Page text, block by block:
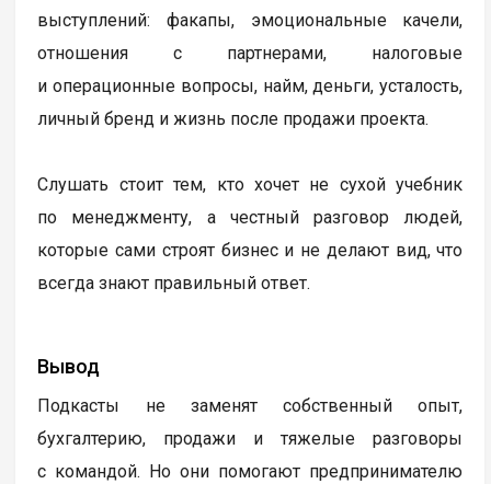
выступлений: факапы, эмоциональные качели,
отношения с партнерами, налоговые
и операционные вопросы, найм, деньги, усталость,
личный бренд и жизнь после продажи проекта.
Слушать стоит тем, кто хочет не сухой учебник
по менеджменту, а честный разговор людей,
которые сами строят бизнес и не делают вид, что
всегда знают правильный ответ.
Вывод
Подкасты не заменят собственный опыт,
бухгалтерию, продажи и тяжелые разговоры
с командой. Но они помогают предпринимателю